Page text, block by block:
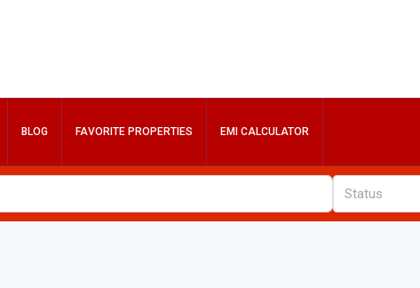
BLOG FAVORITE PROPERTIES EMI CALCULATOR
Status